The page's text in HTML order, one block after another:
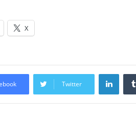
X
Twitter